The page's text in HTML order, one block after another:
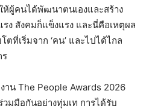
ห้ผู้คนได้พัฒนาตนเองและสร้าง
ง สังคมก็แข็งแรง และนี่คือเหตุผล
ตที่เริ่มจาก ‘คน’ และไปได้ไกล
ร
น The People Awards 2026
มมือกันอย่างทุ่มเท การได้รับ